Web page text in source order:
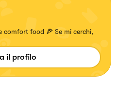
comfort food 🍕 Se mi cerchi,
il profilo